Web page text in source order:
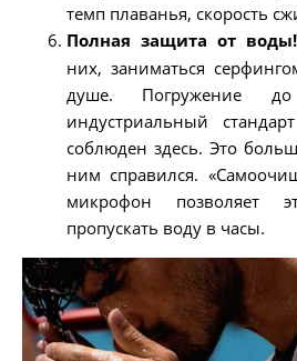
темп плаванья, скорость
Полная защита от
них, заниматься
душе. Погружение
индустриальный
соблюден здесь. Это
ним справился.
микрофон позволяет
пропускать воду в часы.